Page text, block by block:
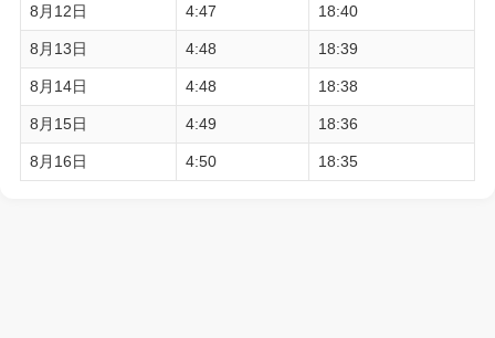
8月12日 4:47 18:40
8月13日 4:48 18:39
8月14日 4:48 18:38
8月15日 4:49 18:36
8月16日 4:50 18:35